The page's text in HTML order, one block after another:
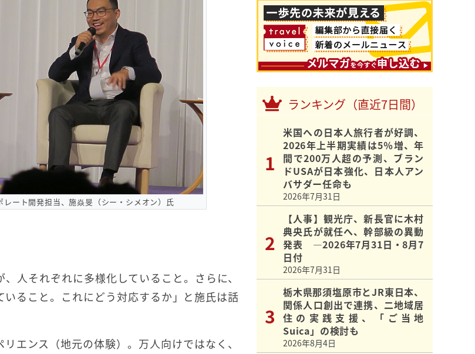
ート開発担当、施焱旻（シー・シメオン）氏
人それぞれに多様化していること。さらに、
ること。これにどう対応するか」と施氏は話
エンス（地元の体験）。万人向けではなく、
ランキング（直近7日間）
米国への日本人旅行者が好調、
2026年上半期実績は5％増、年
間で200万人超の予測、ブラン
ドUSAが日本強化、日本人アン
バサダー任命も
2026年7月31日
【人事】観光庁、新長官に木村
典央氏が就任へ、幹部級の異動
発表 ―2026年7月31日・8月7
日付
2026年7月31日
栃木県那須塩原市とJR東日本、
関係人口創出で連携、二地域居
住の実践支援、「ご当地
Suica」の検討も
2026年8月4日